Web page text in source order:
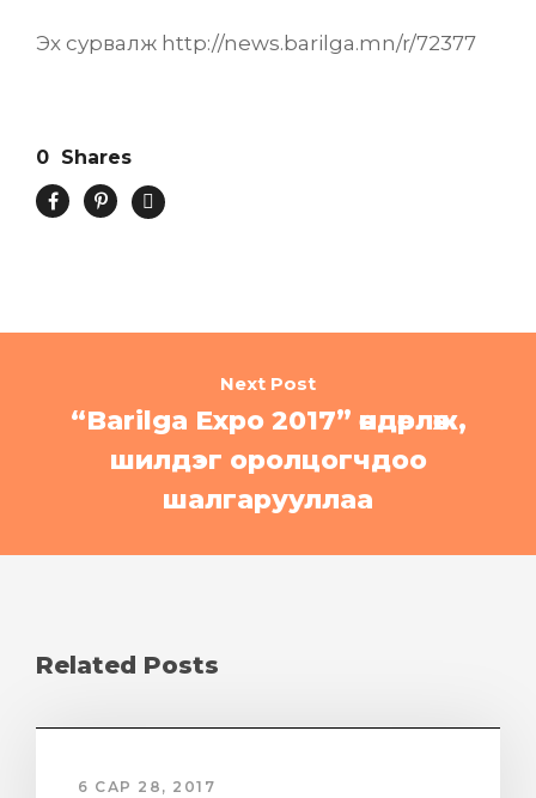
Эх сурвалж http://news.barilga.mn/r/72377
0 Shares
Next Post
“Barilga Expo 2017” өндөрлөж,
шилдэг оролцогчдоо
шалгарууллаа
Related Posts
6 САР 28, 2017